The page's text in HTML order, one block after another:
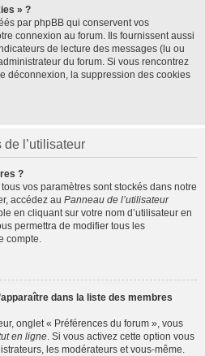
» ?
par phpBB qui conservent vos
connexion au forum. Ils fournissent aussi
de lecture des messages (lu ou
du forum. Si vous rencontrez
déconnexion, la suppression des cookies
de l’utilisateur
?
vos paramètres sont stockés dans notre
accédez au Panneau de l’utilisateur
en cliquant sur votre nom d’utilisateur en
permettra de modifier tous les
compte.
dans la liste des membres
onglet « Préférences du forum », vous
en ligne. Si vous activez cette option vous
les modérateurs et vous-même.